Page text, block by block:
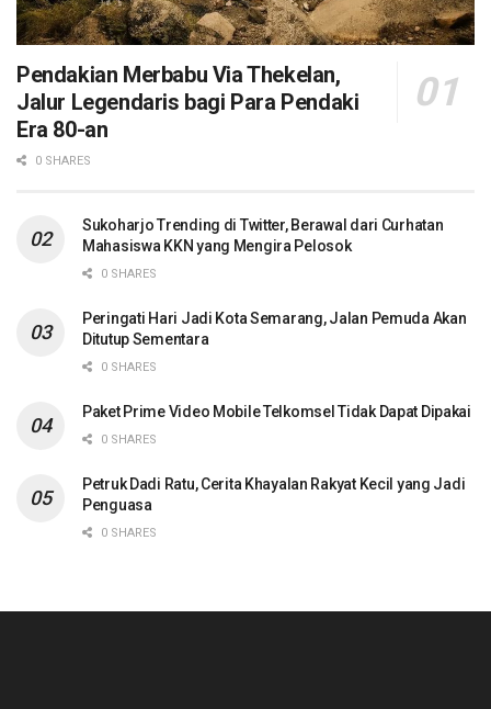
Pendakian Merbabu Via Thekelan,
Jalur Legendaris bagi Para Pendaki
Era 80-an
0 SHARES
Sukoharjo Trending di Twitter, Berawal dari Curhatan
Mahasiswa KKN yang Mengira Pelosok
0 SHARES
Peringati Hari Jadi Kota Semarang, Jalan Pemuda Akan
Ditutup Sementara
0 SHARES
Paket Prime Video Mobile Telkomsel Tidak Dapat Dipakai
0 SHARES
Petruk Dadi Ratu, Cerita Khayalan Rakyat Kecil yang Jadi
Penguasa
0 SHARES